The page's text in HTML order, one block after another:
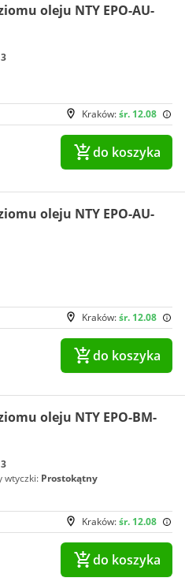
oleju NTY EPO-AU-
3
Kraków:śr. 12.08
do koszyka
oleju NTY EPO-AU-
Kraków:śr. 12.08
do koszyka
oleju NTY EPO-BM-
3
wtyczki: Prostokątny
Kraków:śr. 12.08
do koszyka